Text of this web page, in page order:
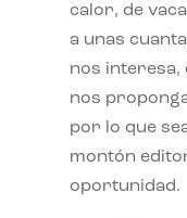
calor, de
a unas
nos interesa,
nos
por lo que
montón
oportunidad.